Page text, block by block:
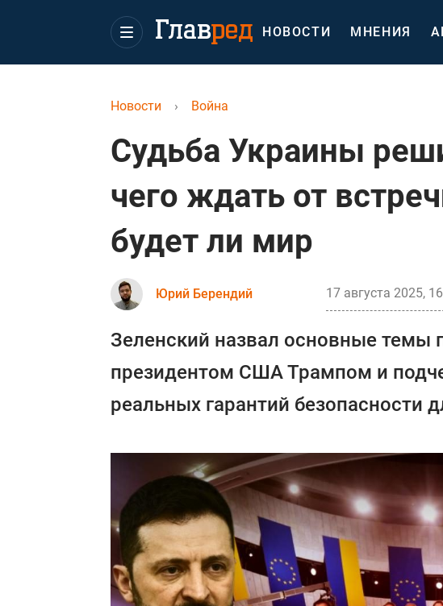
НОВОСТИ МНЕНИЯ
Новости › Война
Судьба Украины
чего ждать от
будет ли мир
Юрий Берендий 17 августа 2025,
Зеленский назвал основные темы
президентом США Трампом и
реальных гарантий безопасности